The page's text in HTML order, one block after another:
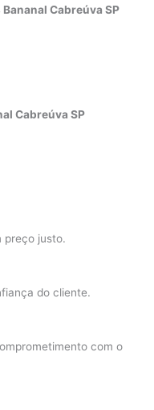
Cabreúva SP
Cabreúva SP
preço justo.
do cliente.
com o